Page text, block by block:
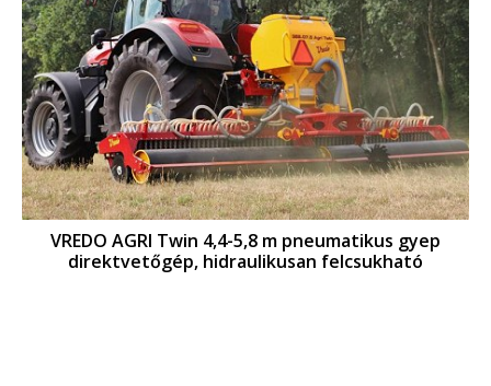
VREDO AGRI Twin 4,4-5,8 m pneumatikus gyep
direktvetőgép, hidraulikusan felcsukható